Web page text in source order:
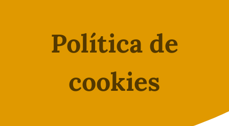
Política de
cookies